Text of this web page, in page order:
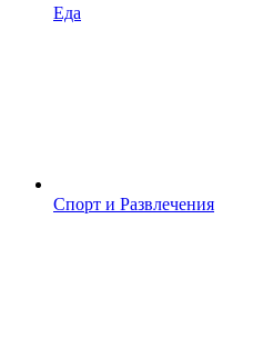
Еда
Спорт и Развлечения